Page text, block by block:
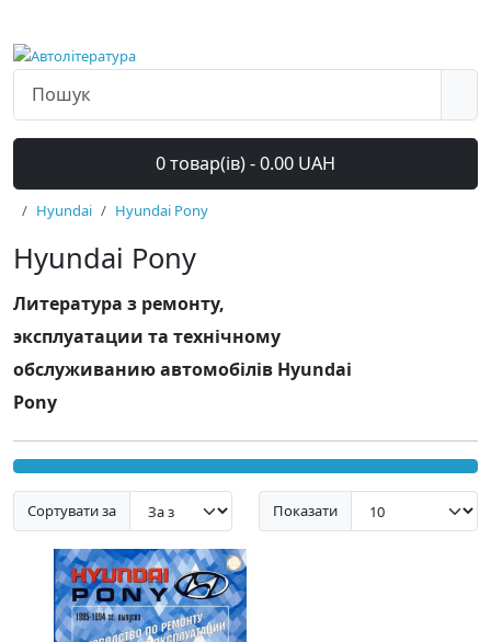
0 товар(ів) - 0.00 UAH
Hyundai Hyundai Pony
Hyundai Pony
Литература з ремонту,
эксплуатации та технічному
обслуживанию автомобілів Hyundai
Pony
Сортувати за Показати